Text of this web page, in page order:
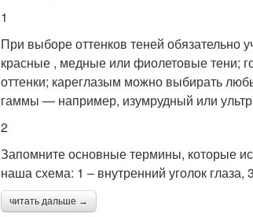
1
При выборе оттенков теней обязательно
красные , медные или фиолетовые тени;
оттенки; кареглазым можно выбирать
гаммы — например, изумрудный или
2
Запомните основные термины, которые
наша схема: 1 – внутренний уголок
читать дальше →